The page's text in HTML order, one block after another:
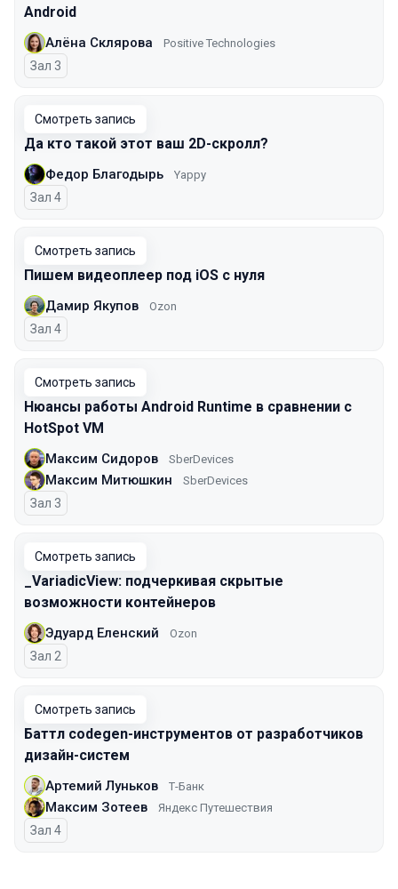
Android
Алёна Склярова Positive Technologies
Зал 3
Смотреть запись
Да кто такой этот ваш 2D-скролл?
Федор Благодырь Yappy
Зал 4
Смотреть запись
Пишем видеоплеер под iOS с нуля
Дамир Якупов Ozon
Зал 4
Смотреть запись
Нюансы работы Android Runtime в сравнении с
HotSpot VM
Максим Сидоров SberDevices
Максим Митюшкин SberDevices
Зал 3
Смотреть запись
_VariadicView: подчеркивая скрытые
возможности контейнеров
Эдуард Еленский Ozon
Зал 2
Смотреть запись
Баттл codegen-инструментов от разработчиков
дизайн-систем
Артемий Луньков Т-Банк
Максим Зотеев Яндекс Путешествия
Зал 4